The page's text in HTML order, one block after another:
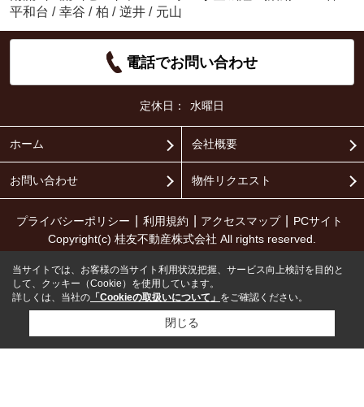
平和台 / 幸谷 / 柏 / 逆井 / 元山
電話でお問い合わせ
定休日： 水曜日
ホーム 会社概要
お問い合わせ 物件リクエスト
プライバシーポリシー 利用規約 アクセスマップ
PCサイト
Copyright(c) 桂友不動産株式会社 All rights reserved.
当サイトでは、お客様の当サイト利用状況把握、サービス向上検討を目的と
して、クッキー（Cookie）を使用しています。
詳しくは、当社の 「Cookieの取扱いについて」 をご確認ください。
閉じる